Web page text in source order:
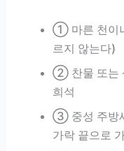
① 마른 천이
르지 않는다)
② 찬물 또는
희석
③ 중성 주방
가락 끝으로